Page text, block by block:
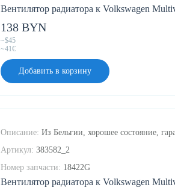
Вентилятор радиатора к Volkswagen
138 BYN
~$45
~41€
Добавить в корзину
Вентилятор радиатора к Volkswagen
Описание: Из Бельгии, хорошее состояние,
Артикул: 383582_2
Номер запчасти: 18422G